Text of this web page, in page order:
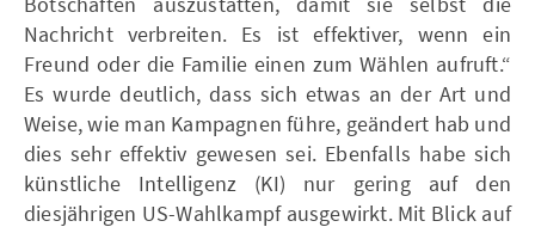
Nachricht verbreiten. Es ist effektiver, wenn ein
Freund oder die Familie einen zum Wählen aufruft.“
Es wurde deutlich, dass sich etwas an der Art und
Weise, wie man Kampagnen führe, geändert hab und
dies sehr effektiv gewesen sei. Ebenfalls habe sich
künstliche Intelligenz (KI) nur gering auf den
diesjährigen US-Wahlkampf ausgewirkt. Mit Blick auf